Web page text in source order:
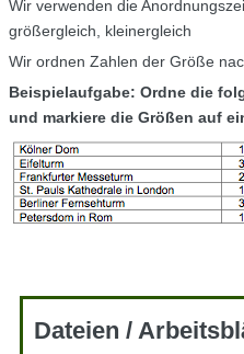
Wir verwenden die
größergleich, kleinergleich
Wir ordnen Zahlen der Größe
Beispielaufgabe: Ordne die
und markiere die Größen auf
Dateien /